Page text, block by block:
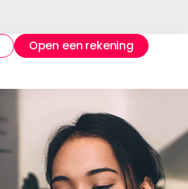
Open een rekening